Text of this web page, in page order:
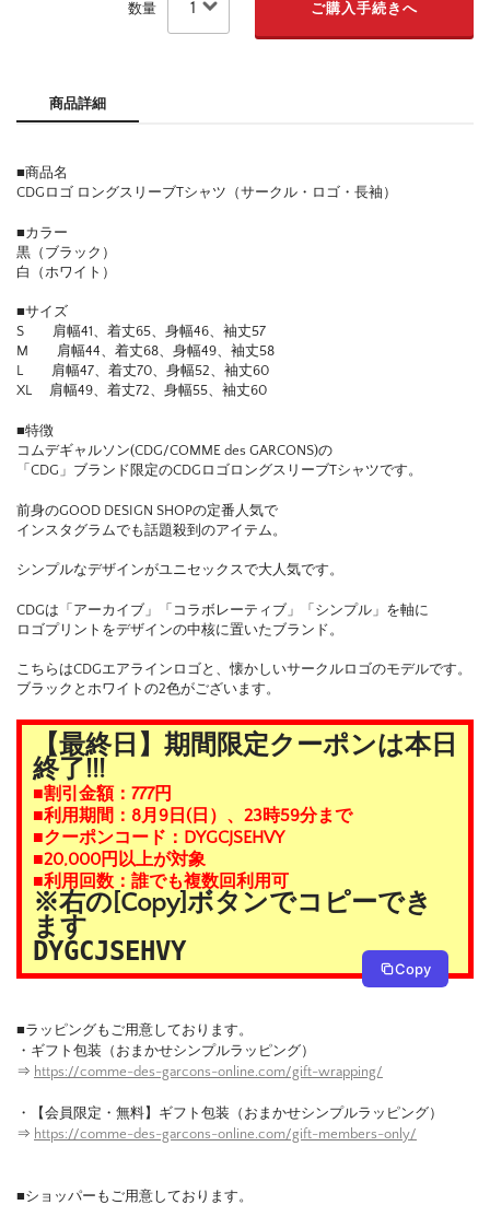
数量
商品詳細
■商品名
CDGロゴ ロングスリーブTシャツ（サークル・ロゴ・長袖）
■カラー
黒（ブラック）
白（ホワイト）
■サイズ
S 肩幅41、着丈65、身幅46、袖丈57
M 肩幅44、着丈68、身幅49、袖丈58
L 肩幅47、着丈70、身幅52、袖丈60
XL 肩幅49、着丈72、身幅55、袖丈60
■特徴
コムデギャルソン(CDG/COMME des GARCONS)の
「CDG」ブランド限定のCDGロゴロングスリーブTシャツです。
前身のGOOD DESIGN SHOPの定番人気で
インスタグラムでも話題殺到のアイテム。
シンプルなデザインがユニセックスで大人気です。
CDGは「アーカイブ」「コラボレーティブ」「シンプル」を軸に
ロゴプリントをデザインの中核に置いたブランド。
こちらはCDGエアラインロゴと、懐かしいサークルロゴのモデルです。
ブラックとホワイトの2色がございます。
【最終日】期間限定クーポンは本日
終了!!!
■割引金額：777円
■利用期間：8月9日(日）、23時59分まで
■クーポンコード：DYGCJSEHVY
■20,000円以上が対象
■利用回数：誰でも複数回利用可
※右の[Copy]ボタンでコピーでき
ます
DYGCJSEHVY
Copy
■ラッピングもご用意しております。
・ギフト包装（おまかせシンプルラッピング）
⇒ https://comme-des-garcons-online.com/gift-wrapping/
・【会員限定・無料】ギフト包装（おまかせシンプルラッピング）
⇒ https://comme-des-garcons-online.com/gift-members-only/
■ショッパーもご用意しております。